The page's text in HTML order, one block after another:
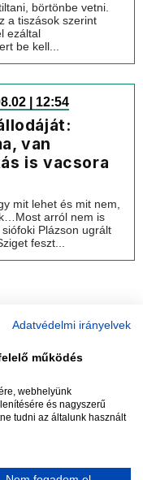
börtönbe vetni.
a tiszások szerint
ezáltal
be kell...
| 12:54
van
is vacsora
mit lehet és mit nem,
arról nem is
Plázson ugrált
feszt...
jogok
Adatvédelmi irányelvek
működés
webhelyünk
és nagyszerű
tudni az általunk használt